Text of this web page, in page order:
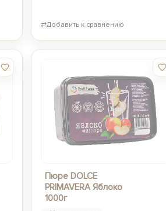
⇄Добавить к сравнению
Пюре DOLCE
PRIMAVERA Яблоко
1000г